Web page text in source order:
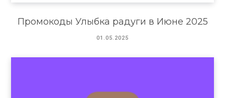
Промокоды Улыбка радуги в Июне 2025
01.05.2025